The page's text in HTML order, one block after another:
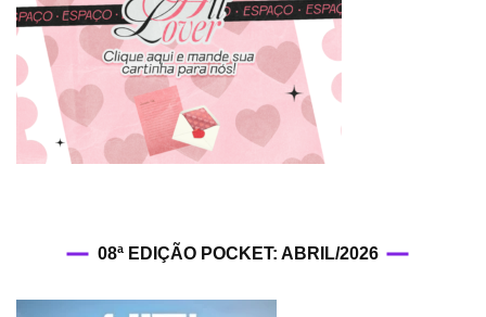
08ª EDIÇÃO POCKET: ABRIL/2026